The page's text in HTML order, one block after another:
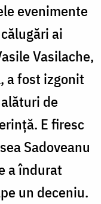
evenimente
ai
Vasilache,
a fost izgonit
de
E firesc
Sadoveanu
a îndurat
un deceniu.